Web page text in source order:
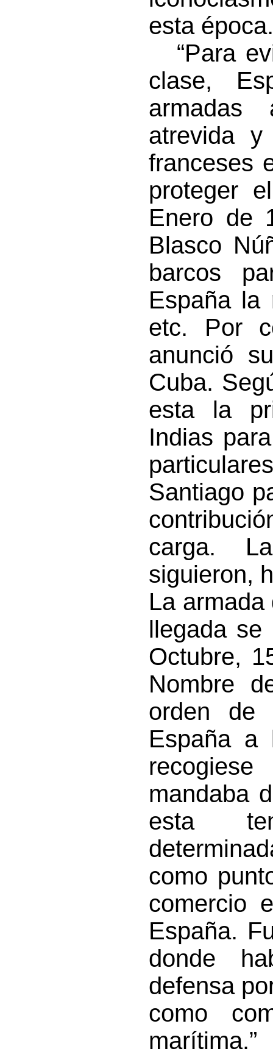
esta época.
“Para
clase,
armadas
atrevida
franceses
proteger
Enero de
Blasco
barcos
España la
etc. Por
anunció
Cuba.
esta la
Indias
Santiago
carga.
siguieron,
La
llegada se
Octubre,
Nombre
orden de
España a
mandaba
esta
como
comercio
España.
donde
defensa
como
marítima.”